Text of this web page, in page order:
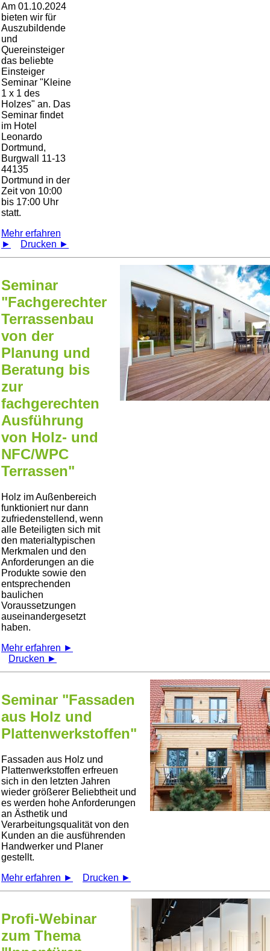
Am 01.10.2024
bieten wir für
Auszubildende
und
Quereinsteiger
das beliebte
Einsteiger
Seminar
Kleine
1 x 1 des
Holzes an. Das
Seminar findet
im Hotel
Leonardo
Dortmund,
Burgwall 11-13
44135
Dortmund in der
Zeit von 10:00
bis 17:00 Uhr
statt.
Mehr erfahren
►
Drucken ►
Seminar
"Fachgerechter
Terrassenbau
von der
Planung und
Beratung bis
zur
fachgerechten
Ausführung
von Holz- und
NFC/WPC
Terrassen"
Holz im Außenbereich
funktioniert nur dann
zufriedenstellend, wenn
alle Beteiligten sich mit
den materialtypischen
Merkmalen und den
Anforderungen an die
Produkte sowie den
entsprechenden
baulichen
Voraussetzungen
auseinandergesetzt
haben.
Mehr erfahren ►
Drucken ►
Seminar "Fassaden
aus Holz und
Plattenwerkstoffen"
Fassaden aus Holz und
Plattenwerkstoffen erfreuen
sich in den letzten Jahren
wieder größerer Beliebtheit und
es werden hohe Anforderungen
an Ästhetik und
Verarbeitungsqualität von den
Kunden an die ausführenden
Handwerker und Planer
gestellt.
Mehr erfahren ►
Drucken ►
Profi-Webinar
zum Thema